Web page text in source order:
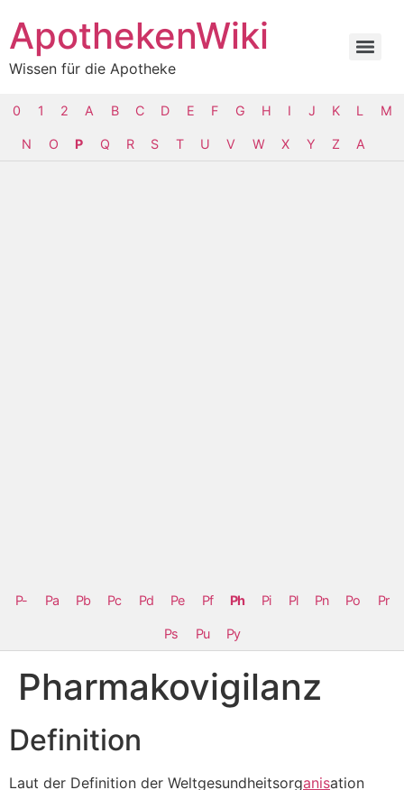
ApothekenWiki
Wissen für die Apotheke
0 1 2 A B C D E F G H I J K L M
N O P Q R S T U V W X Y Z Α
P- Pa Pb Pc Pd Pe Pf Ph Pi Pl Pn Po Pr
Ps Pu Py
Pharmakovigilanz
Definition
Laut der Definition der Weltgesundheitsorganisation